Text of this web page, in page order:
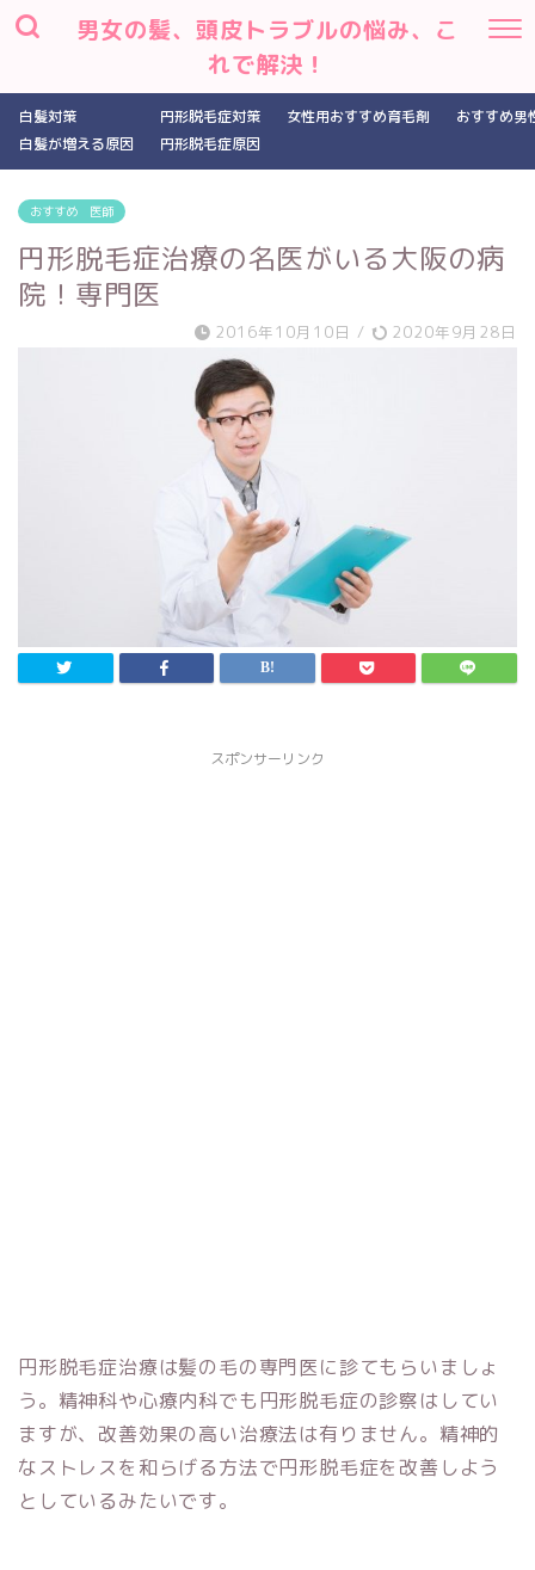
男女の髪、頭皮トラブルの悩み、こ
れで解決！
白髪対策
白髪が増える原因
円形脱毛症対策
円形脱毛症原因
女性用おすすめ育毛剤 おすすめ男
おすすめ 医師
円形脱毛症治療の名医がいる大阪の病
院！専門医
2016年10月10日 / 2020年9月28日
スポンサーリンク
円形脱毛症治療は髪の毛の専門医に診てもらいましょ
う。精神科や心療内科でも円形脱毛症の診察はしてい
ますが、改善効果の高い治療法は有りません。精神的
なストレスを和らげる方法で円形脱毛症を改善しよう
としているみたいです。